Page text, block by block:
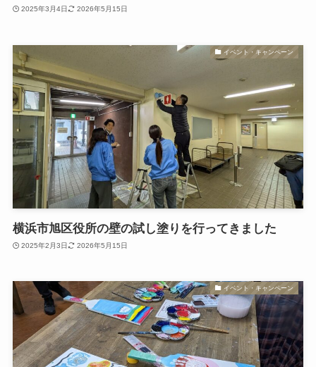
2025年3月4日 2026年5月15日
イベント・キャンペーン
横浜市旭区役所の壁の試し塗りを行ってきました
2025年2月3日 2026年5月15日
イベント・キャンペーン